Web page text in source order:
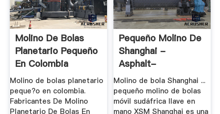
Molino De Bolas
Planetario Pequeño
En Colombia
Molino de bolas planetario
peque?o en colombia.
Fabricantes De Molino
Planetario De Bolas En
Pequeño Molino De
Shanghai -
Asphalt-
Crusher.xyz
Molino de bola Shanghai ...
pequeño molino de bolas
móvil sudáfrica llave en
mano XSM Shanghai es una